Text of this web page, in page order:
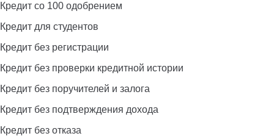
Кредит со 100 одобрением
Кредит для студентов
Кредит без регистрации
Кредит без проверки кредитной истории
Кредит без поручителей и залога
Кредит без подтверждения дохода
Кредит без отказа